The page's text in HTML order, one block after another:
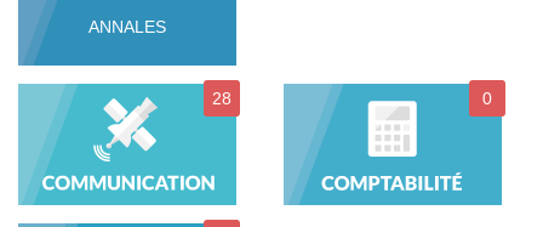
ANNALES
28 0